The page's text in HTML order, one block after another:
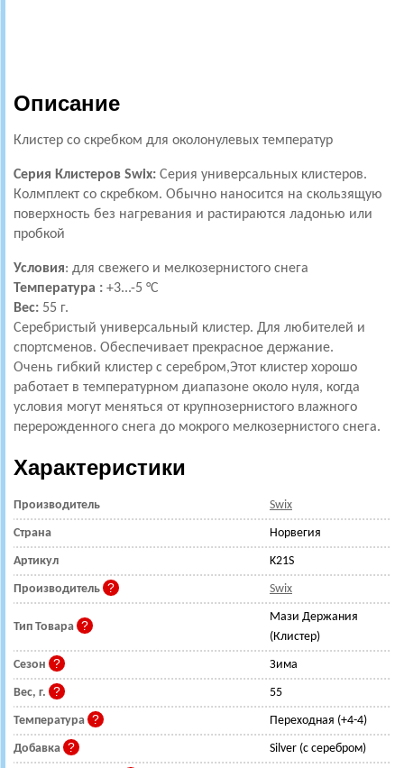
Описание
Клистер со скребком для околонулевых температур
Серия Клистеров Swix: Серия универсальных клистеров.
Колмплект со скребком. Обычно наносится на скользящую
поверхность без нагревания и растираются ладонью или
пробкой
Условия: для свежего и мелкозернистого снега
Температура : +3...-5 °С
Вес: 55 г.
Серебристый универсальный клистер. Для любителей и
спортсменов. Обеспечивает прекрасное держание.
Очень гибкий клистер с серебром,Этот клистер хорошо
работает в температурном диапазоне около нуля, когда
условия могут меняться от крупнозернистого влажного
перерожденного снега до мокрого мелкозернистого снега.
Характеристики
Производитель Swix
Страна Норвегия
Артикул K21S
Производитель Swix
Тип Товара
Мази Держания
(Клистер)
Сезон Зима
Вес, г. 55
Температура Переходная (+4-4)
Добавка Silver (с серебром)